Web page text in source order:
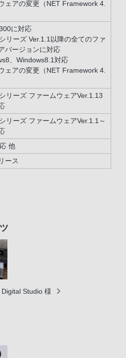
ェアの変更（NET Framework 4.
に対応
リーズ Ver.1.1以降の全てのファ
バージョンに対応
、Windows8.1対応
ェアの変更（NET Framework 4.
リーズ ファームウェアVer.1.13
リーズ ファームウェアVer.1.1～
他
ース
Studio 様